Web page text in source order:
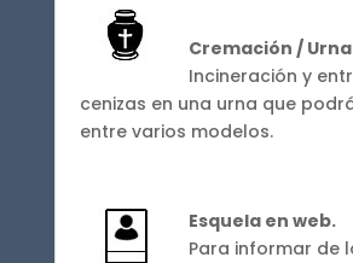
Cremación / Urna
Incineración y
cenizas en una urna que
entre varios modelos.
Esquela en web.
Para informar de